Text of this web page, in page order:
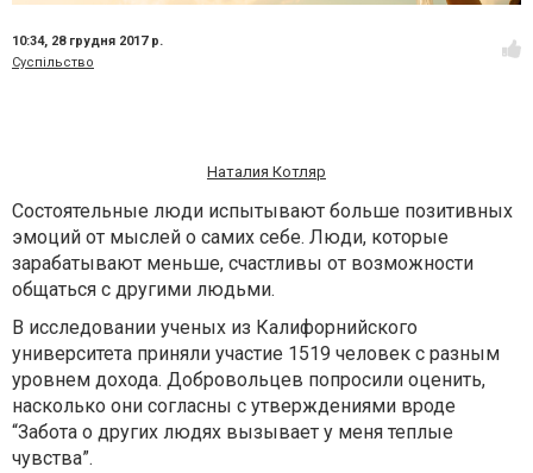
10:34, 28 грудня 2017 р.
Суспільство
Наталия Котляр
Состоятельные люди испытывают больше позитивных
эмоций от мыслей о самих себе. Люди, которые
зарабатывают меньше, счастливы от возможности
общаться с другими людьми.
В исследовании ученых из Калифорнийского
университета приняли участие 1519 человек с разным
уровнем дохода. Добровольцев попросили оценить,
насколько они согласны с утверждениями вроде
“Забота о других людях вызывает у меня теплые
чувства”.